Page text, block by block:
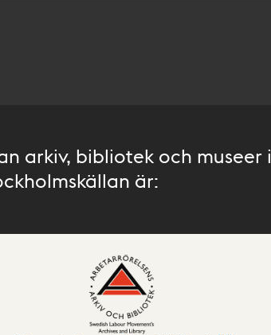
arkiv, bibliotek och museer i
är: